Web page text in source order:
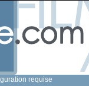
requise